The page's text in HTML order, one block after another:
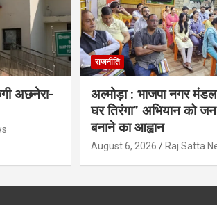
अछनेरा-
राजनीति
अल्मोड़ा : भाजपा नगर
घर तिरंगा” अभियान को
बनाने का आह्वान
August 6, 2026 Raj Satta